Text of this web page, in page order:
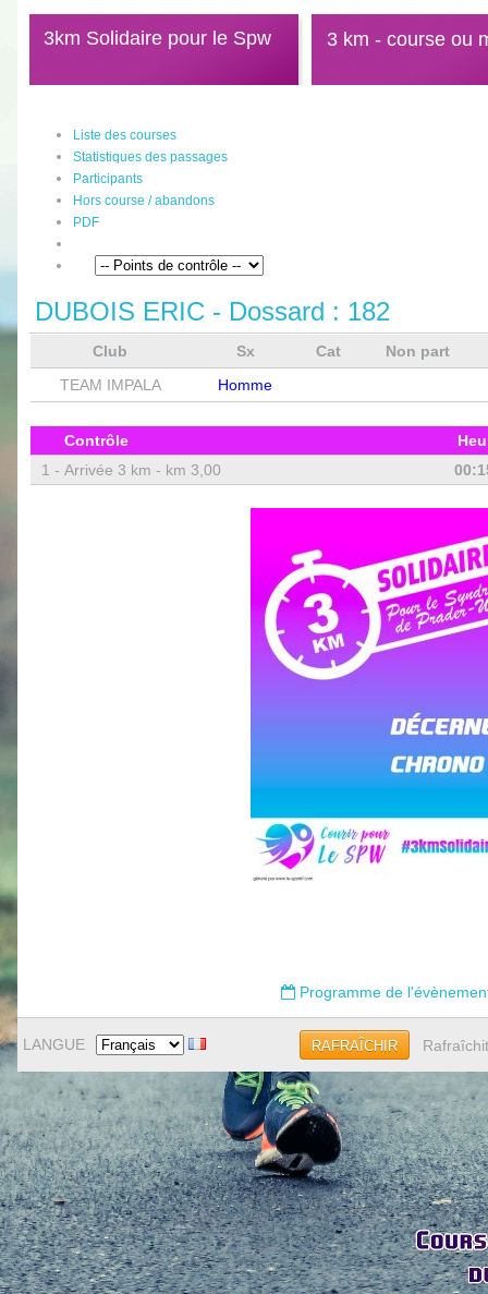
3km Solidaire pour le Spw 3 km - course ou
Liste des courses
Statistiques des passages
Participants
Hors course / abandons
PDF
DUBOIS ERIC - Dossard : 182
Club Sx Cat
Non part
TEAM IMPALA
Homme
Contrôle
1 - Arrivée 3 km - km 3,00
Programme de
LANGUE RAFRAÎCHIR